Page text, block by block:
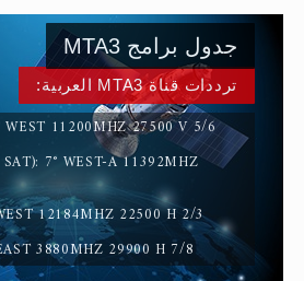
القرآن قاضٍ وحكمٌ على السنة ومهيمنٌ
ترددات قناة MTA3 العربية:
WEST 11200MHZ 27500 V 5/6
7° WEST-A 11392MHZ
12184MHZ 22500 H 2/3
EAST 3880MHZ 29900 H 7/8